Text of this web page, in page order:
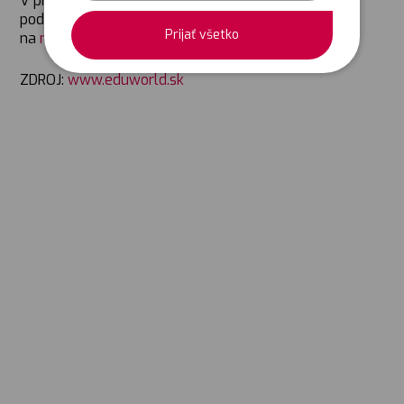
Prijať všetko
podrobnejšie informácie sa dozviete kliknutím
nanasledovný odkaz
ZDROJ:www.eduworld.sk